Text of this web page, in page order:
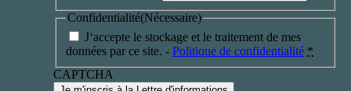
Confidentialité(Nécessaire)
J‘accepte le stockage et le traitement de mes
données par ce site. - Politique de confidentialité *
CAPTCHA